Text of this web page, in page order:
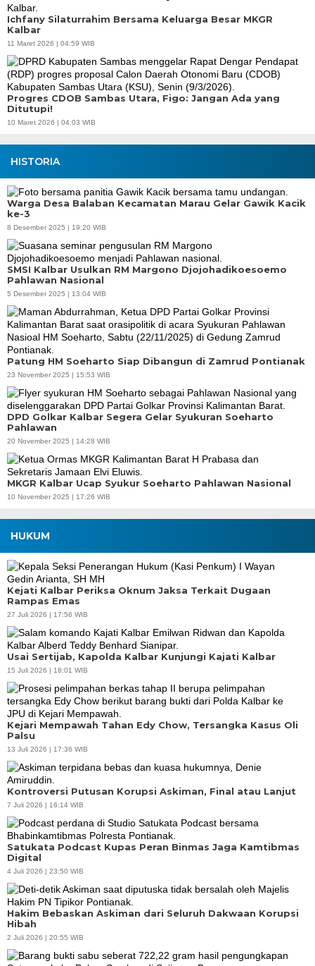
Ichfany Silaturrahim Bersama Keluarga Besar MKGR
Kalbar
11 Maret 2026 | 04:59 WIB
Progres CDOB Sambas Utara, Figo: Jangan Ada yang
Ditutupi!
10 Maret 2026 | 04:03 WIB
HISTORIA
Warga Desa Balaban Kecamatan Marau Gelar Gawik Kacik
ke-3
8 Desember 2025 | 19:20 WIB
SMSI Kalbar Usulkan RM Margono Djojohadikoesoemo
Pahlawan Nasional
5 Desember 2025 | 13:04 WIB
Patung HM Soeharto Siap Dibangun di Zamrud Pontianak
23 November 2025 | 15:53 WIB
DPD Golkar Kalbar Segera Gelar Syukuran Soeharto
Pahlawan
20 November 2025 | 14:28 WIB
MKGR Kalbar Ucap Syukur Soeharto Pahlawan Nasional
10 November 2025 | 17:26 WIB
HUKUM
Kejati Kalbar Periksa Oknum Jaksa Terkait Dugaan
Rampas Emas
27 Juli 2026 | 17:56 WIB
Usai Sertijab, Kapolda Kalbar Kunjungi Kajati Kalbar
15 Juli 2026 | 18:01 WIB
Kejari Mempawah Tahan Edy Chow, Tersangka Kasus Oli
Palsu
13 Juli 2026 | 17:36 WIB
Kontroversi Putusan Korupsi Askiman, Final atau Lanjut
7 Juli 2026 | 16:14 WIB
Satukata Podcast Kupas Peran Binmas Jaga Kamtibmas
Digital
4 Juli 2026 | 23:50 WIB
Hakim Bebaskan Askiman dari Seluruh Dakwaan Korupsi
Hibah
2 Juli 2026 | 20:55 WIB